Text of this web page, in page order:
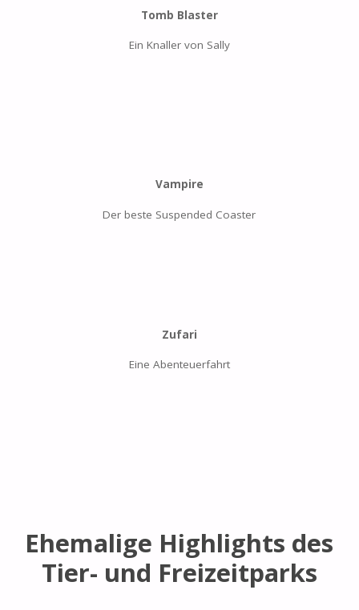
Tomb Blaster
Ein Knaller von Sally
Vampire
Der beste Suspended Coaster
Zufari
Eine Abenteuerfahrt
Ehemalige Highlights des
Tier- und Freizeitparks